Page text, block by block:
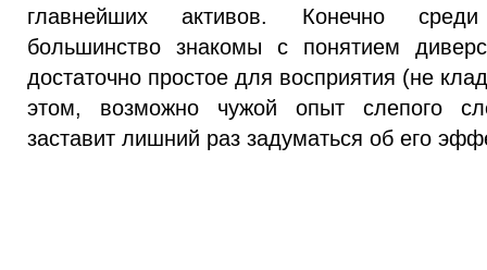
главнейших активов. Конечно
большинство знакомы с понятием
достаточно простое для восприятия (не
этом, возможно чужой опыт слепого
заставит лишний раз задуматься об его